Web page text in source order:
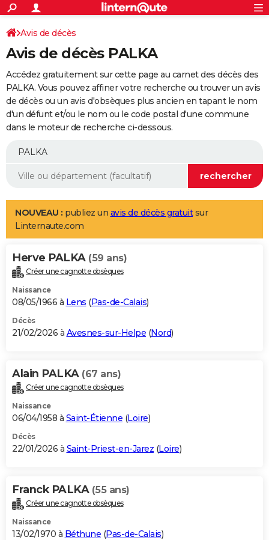
ACTUALITÉS
Politique
Société
Faits Divers
Education
Monde
Villes
+
SPORT
Coupe du monde 2026
Football
Tennis
Cyclisme
Rugby
Forum
Programme TV
TNT
Streaming
Cinéma
Sorties cinéma
Musique
+
FINANCE
Retraite
Impôts
Epargne
Immobilier
Risques naturels par ville
Banque
Assurance
Crédit
AUTO
Essais
Réserver un essai
Citadines
Berlines
SUV
Forum auto
+
Mobiles
Meilleur smartphone
Internet
Ordinateurs
Jeux vidéo
Guide high-tech
Aménagement intérieur
LIFESTYLE
Art de vivre
Bien-être
Loisirs
Mode
Modes de vie
Alimentation
Guide de la santé
Maladies
Médicaments
Sommeil
VOYAGE
Destinations
City break
Voyage nature
Voyage de noces
Forum
Climat
+PHOTO
GUIDES D'ACHAT
BONS PLANS
Carte de Noël
Carte Bonne année
Carte Saint-Valentin
Carte Pâques
Carte d'anniversaire
DICTIONNAIRE
Dictionnaire
Biographies
Citations
Expressions
Proverbes
PROGRAMME TV
S'inscrire
Se connecter
Lycées
Collèges
Primaires
Universités
Entreprises
Service militaire
Avis de recherche
AVIS DE DÉCÈS
Bricolage
Lifestyle
Culture
Sport
Auto
Television
Voyage
Cinema
Avis de décès
Avis de décès PALKA
Accédez gratuitement sur cette page au carnet des décès des
PALKA. Vous pouvez affiner votre recherche ou trouver un avis
de décès ou un avis d'obsèques plus ancien en tapant le nom
d'un défunt et/ou le nom ou le code postal d'une commune
dans le moteur de recherche ci-dessous.
NOUVEAU : publiez un avis de décès gratuitsur
Linternaute.com
Herve PALKA (59 ans)
Créer une cagnotte obsèques
Naissance
08/05/1966 à Lens (Pas-de-Calais)
Décès
21/02/2026 à Avesnes-sur-Helpe (Nord)
Alain PALKA (67 ans)
Créer une cagnotte obsèques
Naissance
06/04/1958 à Saint-Étienne (Loire)
Décès
22/01/2026 à Saint-Priest-en-Jarez (Loire)
Franck PALKA (55 ans)
Créer une cagnotte obsèques
Naissance
13/02/1970 à Béthune (Pas-de-Calais)